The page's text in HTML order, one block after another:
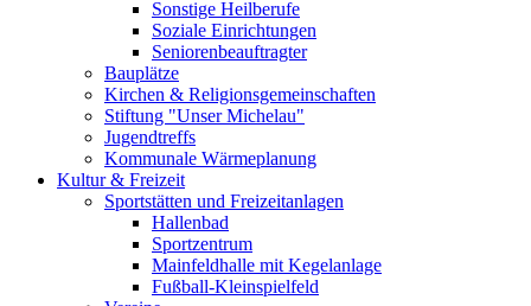
Sonstige Heilberufe
Soziale Einrichtungen
Seniorenbeauftragter
Bauplätze
Kirchen & Religionsgemeinschaften
Stiftung "Unser Michelau"
Jugendtreffs
Kommunale Wärmeplanung
Kultur & Freizeit
Sportstätten und Freizeitanlagen
Hallenbad
Sportzentrum
Mainfeldhalle mit Kegelanlage
Fußball-Kleinspielfeld